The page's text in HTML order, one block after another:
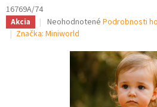
16769A/74
Akcia
Priemerné
hodnotenie
hviezdičiek.
Neohodnotené Podrobnosti
Značka: Miniworld